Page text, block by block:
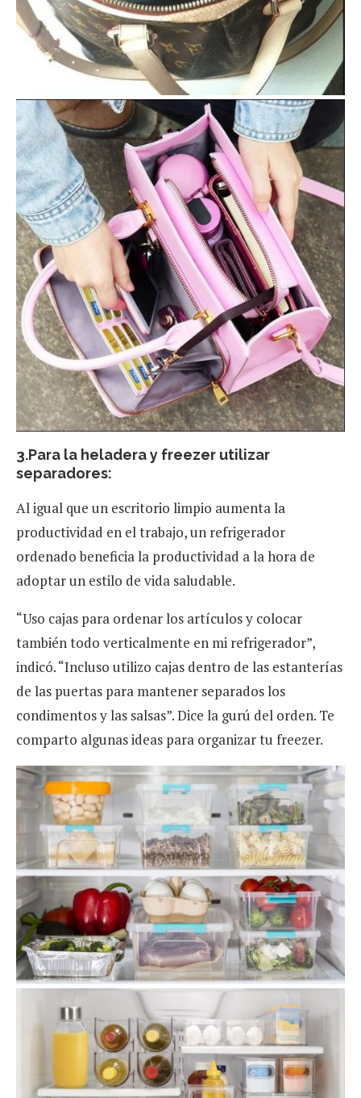
3.Para la heladera y freezer utilizar
separadores:
Al igual que un escritorio limpio aumenta la
productividad en el trabajo, un refrigerador
ordenado beneficia la productividad a la hora de
adoptar un estilo de vida saludable.
“Uso cajas para ordenar los artículos y colocar
también todo verticalmente en mi refrigerador”,
indicó. “Incluso utilizo cajas dentro de las estanterías
de las puertas para mantener separados los
condimentos y las salsas”. Dice la gurú del orden. Te
comparto algunas ideas para organizar tu freezer.